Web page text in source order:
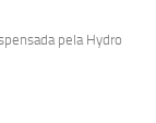
pela Hydro